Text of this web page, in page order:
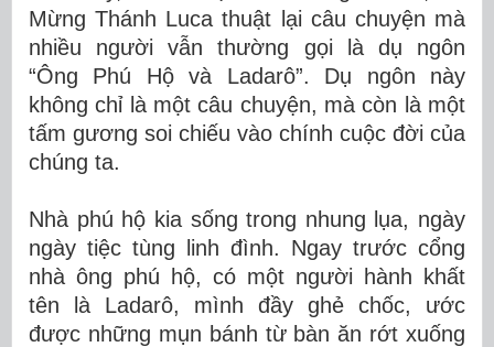
Mừng Thánh Luca thuật lại câu chuyện mà
nhiều người vẫn thường gọi là dụ ngôn
“Ông Phú Hộ và Ladarô”. Dụ ngôn này
không chỉ là một câu chuyện, mà còn là một
tấm gương soi chiếu vào chính cuộc đời của
chúng ta.
Nhà phú hộ kia sống trong nhung lụa, ngày
ngày tiệc tùng linh đình. Ngay trước cổng
nhà ông phú hộ, có một người hành khất
tên là Ladarô, mình đầy ghẻ chốc, ước
được những mụn bánh từ bàn ăn rớt xuống